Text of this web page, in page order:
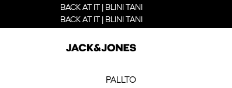
BACK AT IT | BLINI TANI
BACK AT IT | BLINI TANI
PALLTO